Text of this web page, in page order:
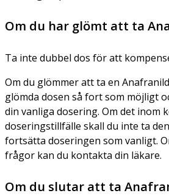
Om du har glömt att ta
Ta inte dubbel dos för att
Om du glömmer att ta en
glömda dosen så fort som möjligt
din vanliga dosering. Om det inom
doseringstillfälle skall du inte ta
fortsätta doseringen som vanligt.
frågor kan du kontakta din läkare.
Om du slutar att ta